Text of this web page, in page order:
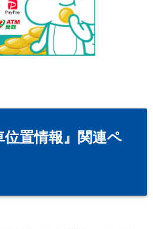
位置情報』関連ペ